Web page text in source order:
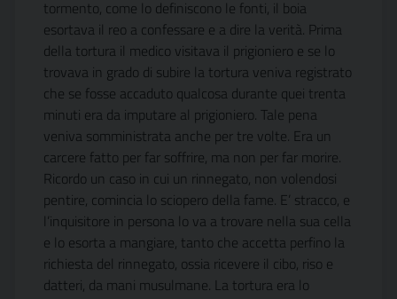
tormento, come lo definiscono le fonti, il boia
esortava il reo a confessare e a dire la verità. Prima
della tortura il medico visitava il prigioniero e se lo
trovava in grado di subire la tortura veniva registrato
che se fosse accaduto qualcosa durante quei trenta
minuti era da imputare al prigioniero. Tale pena
veniva somministrata anche per tre volte. Era un
carcere fatto per far soffrire, ma non per far morire.
Ricordo un caso in cui un rinnegato, non volendosi
pentire, comincia lo sciopero della fame. E’ stracco, e
l’inquisitore in persona lo va a trovare nella sua cella
e lo esorta a mangiare, tanto che accetta perfino la
richiesta del rinnegato, ossia ricevere il cibo, riso e
datteri, da mani musulmane. La tortura era lo